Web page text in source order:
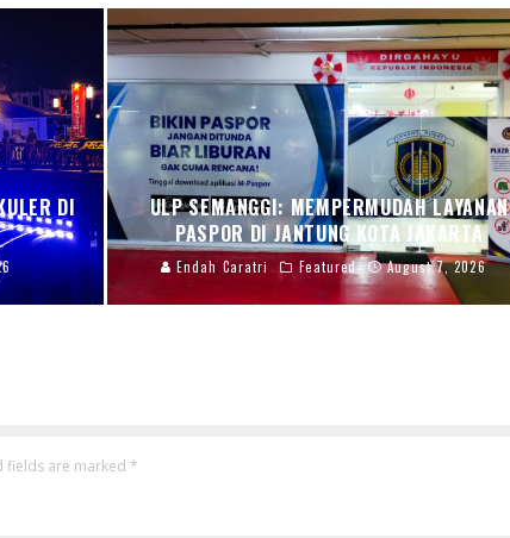
DI
ULP SEMANGGI: MEMPERMUDAH LAYANAN
PASPOR DI JANTUNG KOTA JAKARTA
Endah Caratri Featured August 7, 2026
fields are marked *